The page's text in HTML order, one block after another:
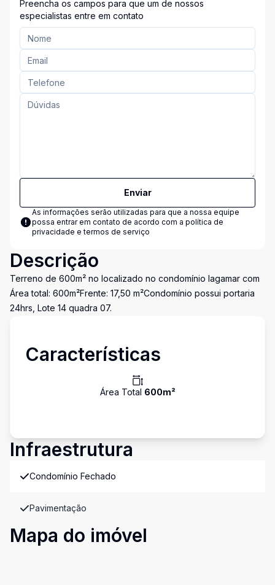
Preencha os campos para que um de nossos
especialistas entre em contato
Enviar
As informações serão utilizadas para que a nossa equipe
possa entrar em contato de acordo com a política de
privacidade e termos de serviço
Descrição
Terreno de 600m² no localizado no condomínio lagamar com
Área total: 600m²Frente: 17,50 m²Condomínio possui portaria
24hrs, Lote 14 quadra 07.
Características
Área Total 600m²
Infraestrutura
Condomínio Fechado
Pavimentação
Mapa do imóvel